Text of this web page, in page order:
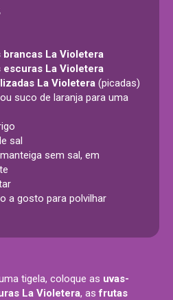
brancas La Violetera
escuras La Violetera
La Violetera (picadas)
suco de laranja para uma
sal
sem sal, em
a gosto para polvilhar
tigela, coloque as uvas-
La Violetera, asfrutas